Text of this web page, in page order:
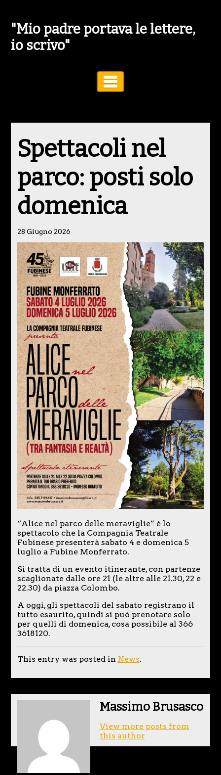
"Mio padre portava le lettere,
io scrivo"
Spettacoli nel
parco: posti solo
domenica
28 Giugno 2026
“Alice nel parco delle meraviglie” è lo
spettacolo che la Compagnia Teatrale
Fubinese presenterà sabato 4 e domenica 5
luglio a Fubine Monferrato.
Si tratta di un evento itinerante, con partenze
scaglionate dalle ore 21 (le altre alle 21.30, 22 e
22.30) da piazza Colombo.
A oggi, gli spettacoli del sabato registrano il
tutto esaurito, quindi si può prenotare solo
per quelli di domenica, cosa possibile al 366
3618120.
This entry was posted in News.
Massimo Brusasco
View more posts from
this author